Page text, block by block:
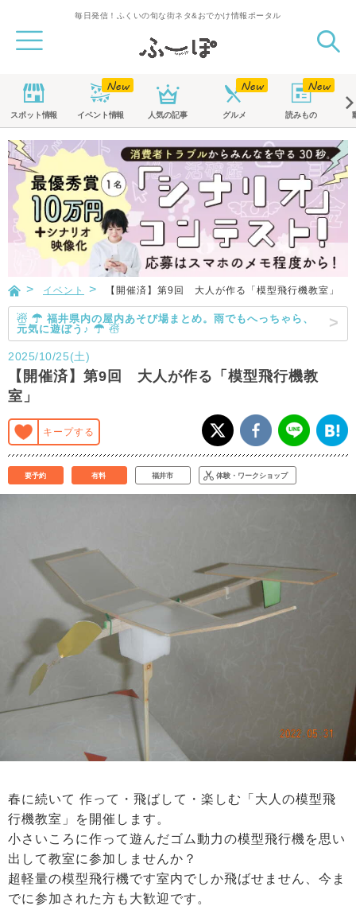
毎日発信！ふくいの旬な街ネタ&おでかけ情報ポータル
スポット情報 イベント情報 人気の記事 グルメ 読みもの
イベント 【開催済】第9回 大人が作る「模型飛行機教室」
☃ ☂ 福井県内の屋内あそび場まとめ。雨でもへっちゃら、
元気に遊ぼう♪ ☂ ☃
2025/10/25(土)
【開催済】第9回 大人が作る「模型飛行機教
室」
キープする
要予約 有料 福井市 体験・ワークショップ
春に続いて 作って・飛ばして・楽しむ「大人の模型飛
行機教室」を開催します。
小さいころに作って遊んだゴム動力の模型飛行機を思い
出して教室に参加しませんか？
超軽量の模型飛行機です室内でしか飛ばせません、今ま
でに参加された方も大歓迎です。